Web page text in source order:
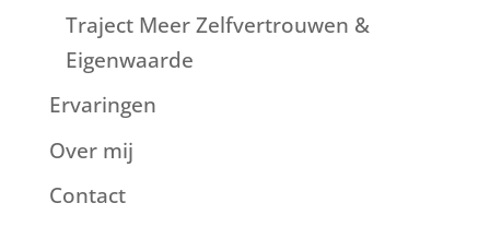
Traject Meer Zelfvertrouwen &
Eigenwaarde
Ervaringen
Over mij
Contact